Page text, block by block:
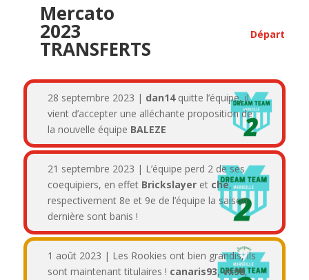
Mercato
2023
TRANSFERTS
Départ
28 septembre 2023 | dan14quitte l’équipe, il
vient d’accepter une alléchante proposition de
la nouvelle équipe BALEZE
21 septembre 2023 | L’équipe perd 2 de ses
coequipiers, en effet Brickslayeret che,
respectivement 8e et 9e de l’équipe la saison
dernière sont banis !
1 août 2023 | Les Rookies ont bien grandis, ils
sont maintenant titulaires ! canaris93,vx98,